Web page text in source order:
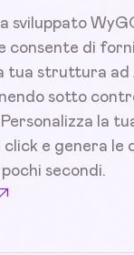
sviluppato
consente di
tua struttura ad
sotto
la
click e genera le
secondi.